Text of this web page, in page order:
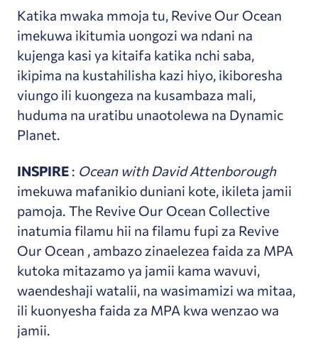
Katika mwaka mmoja tu, Revive Our Ocean
imekuwa ikitumia uongozi wa ndani na
kujenga kasi ya kitaifa katika nchi saba,
ikipima na kustahilisha kazi hiyo, ikiboresha
viungo ili kuongeza na kusambaza mali,
huduma na uratibu unaotolewa na Dynamic
Planet.
INSPIRE : Ocean with David Attenborough
imekuwa mafanikio duniani kote, ikileta jamii
pamoja. The Revive Our Ocean Collective
inatumia filamu hii na filamu fupi za Revive
Our Ocean , ambazo zinaelezea faida za MPA
kutoka mitazamo ya jamii kama wavuvi,
waendeshaji watalii, na wasimamizi wa mitaa,
ili kuonyesha faida za MPA kwa wenzao wa
jamii.